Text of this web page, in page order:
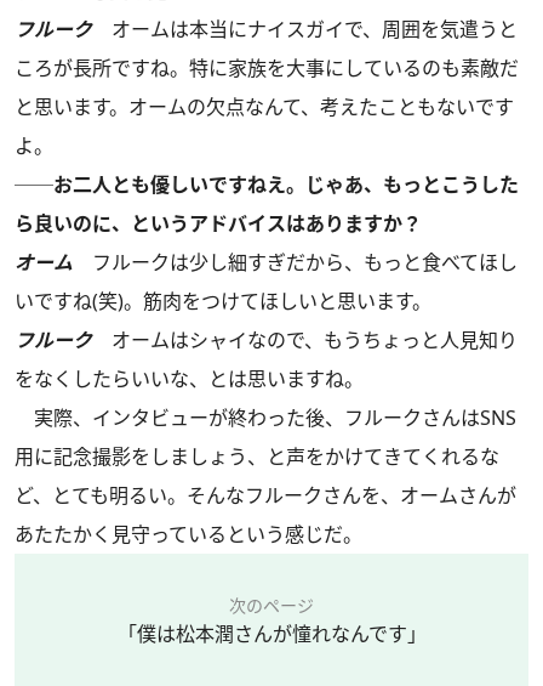
フルークオームは本当にナイスガイで、周囲を気遣うと
ころが長所ですね。特に家族を大事にしているのも素敵だ
と思います。オームの欠点なんて、考えたこともないです
よ。
──お二人とも優しいですねえ。じゃあ、もっとこうした
ら良いのに、というアドバイスはありますか？
オーム フルークは少し細すぎだから、もっと食べてほし
いですね(笑)。筋肉をつけてほしいと思います。
フルークオームはシャイなので、もうちょっと人見知り
をなくしたらいいな、とは思いますね。
実際、インタビューが終わった後、フルークさんはSNS
用に記念撮影をしましょう、と声をかけてきてくれるな
ど、とても明るい。そんなフルークさんを、オームさんが
あたたかく見守っているという感じだ。
次のページ
「僕は松本潤さんが憧れなんです」